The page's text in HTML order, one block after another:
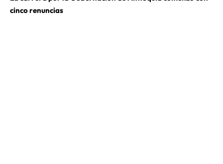
cinco renuncias